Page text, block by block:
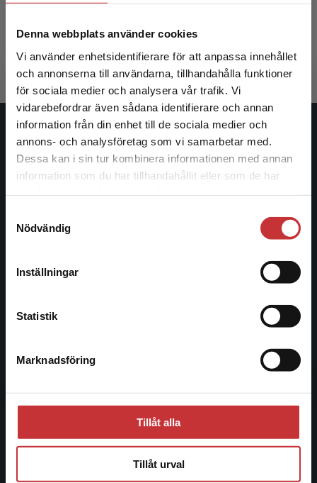
Denna webbplats använder cookies
Vi använder enhetsidentifierare för att anpassa innehållet
och annonserna till användarna, tillhandahålla funktioner
för sociala medier och analysera vår trafik. Vi
vidarebefordrar även sådana identifierare och annan
information från din enhet till de sociala medier och
annons- och analysföretag som vi samarbetar med.
Dessa kan i sin tur kombinera informationen med annan
information som du har tillhandahållit eller som de har
Nödvändig
Inställningar
Statistik
Marknadsföring
Tillåt alla
Tillåt urval
Begränsad fraktregion
Det verkar som att du besöker
studentlitteratur.se via en enhet utanför Sverige.
Vi erbjuder inte leveranser utanför Sverige. För
att kunna slutföra ett köp måste
323 krinkl. moms
Exkl. moms: 305 kr
Studentlitteratur
Studentlitteratur grundades 1963 och är idag Sveriges
informationstjänster i utbudet, finns Studentlitteratur med
Kontakta oss
Kontakta oss
Postadress:
221 00 Lund
Besöksadress:
Åkergränden 1